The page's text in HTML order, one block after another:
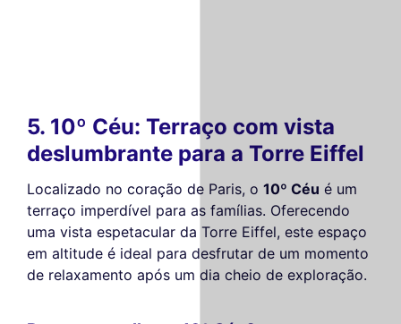
5. 10º Céu: Terraço com vista
deslumbrante para a Torre Eiffel
Localizado no coração de Paris, o 10º Céu é um
terraço imperdível para as famílias. Oferecendo
uma vista espetacular da Torre Eiffel, este espaço
em altitude é ideal para desfrutar de um momento
de relaxamento após um dia cheio de exploração.